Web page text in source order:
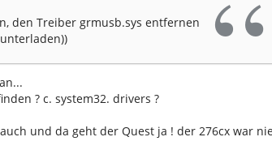
den Treiber grmusb.sys entfernen
? c. system32. drivers ?
und da geht der Quest ja ! der 276cx war